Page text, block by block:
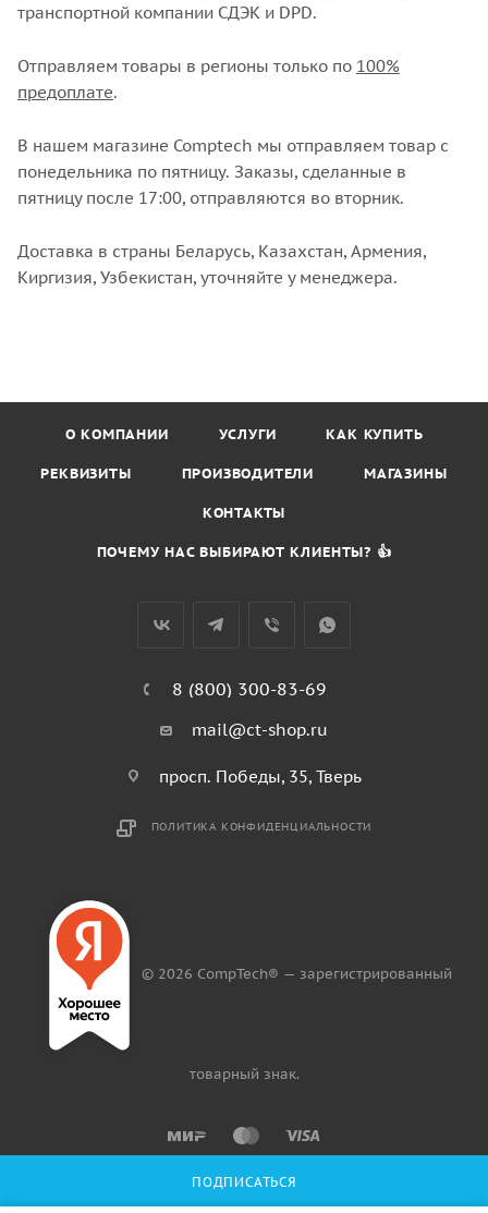
ПОДПИСАТЬСЯ
транспортной компании СДЭК и DPD.
Отправляем товары в регионы только по 100%
предоплате.
В нашем магазине Comptech мы отправляем товар с
понедельника по пятницу. Заказы, сделанные в
пятницу после 17:00, отправляются во вторник.
Доставка в страны Беларусь, Казахстан, Армения,
Киргизия, Узбекистан, уточняйте у менеджера.
О КОМПАНИИ УСЛУГИ КАК КУПИТЬ
РЕКВИЗИТЫ ПРОИЗВОДИТЕЛИ МАГАЗИНЫ
КОНТАКТЫ
ПОЧЕМУ НАС ВЫБИРАЮТ КЛИЕНТЫ? 👍
8 (800) 300-83-69
mail@ct-shop.ru
просп. Победы, 35, Тверь
ПОЛИТИКА КОНФИДЕНЦИАЛЬНОСТИ
© 2026 CompTech® — зарегистрированный
товарный знак.